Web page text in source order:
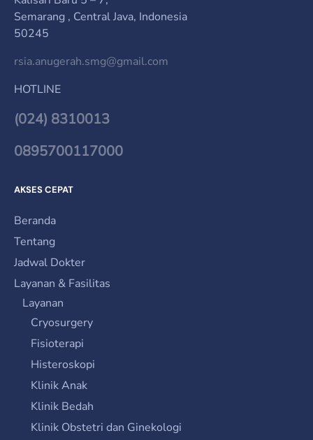
Semarang , Central Java, Indonesia
50245
rsia.anugerah.smg@gmail.com
HOTLINE
(024) 8310013
0895700117000
AKSES CEPAT
Beranda
Tentang
Jadwal Dokter
Layanan & Fasilitas
Layanan
Cryosurgery
Fisioterapi
Histeroskopi
Klinik Anak
Klinik Bedah
Klinik Obstetri dan Ginekologi